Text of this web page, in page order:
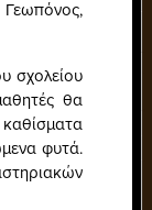
Γεωπόνος,
σχολείου
θα
φυτά.